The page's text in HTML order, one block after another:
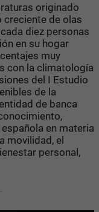
originado
de olas
diez personas
en su hogar
muy
con la climatología
del I Estudio
de la
de banca
en materia
movilidad, el
personal,